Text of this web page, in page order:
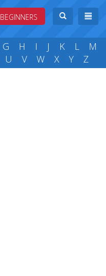
BEGINNERS
G H I J K L
M
U V W X Y Z